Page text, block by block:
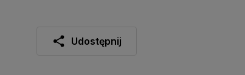
Udostępnij